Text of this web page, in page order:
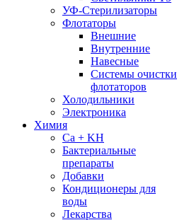
УФ-Стерилизаторы
Флотаторы
Внешние
Внутренние
Навесные
Системы очистки
флотаторов
Холодильники
Электроника
Химия
Ca + KH
Бактериальные
препараты
Добавки
Кондиционеры для
воды
Лекарства